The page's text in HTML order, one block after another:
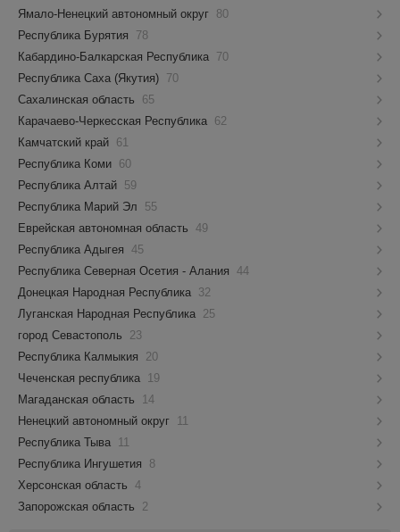
Ямало-Ненецкий автономный округ 80
Республика Бурятия
78
Кабардино-Балкарская Республика 70
Республика Саха (Якутия) 70
Сахалинская область
65
Карачаево-Черкесская Республика 62
Камчатский край 61
Республика Коми 60
Республика Алтай 59
Республика Марий Эл
55
Еврейская автономная область 49
Республика Адыгея 45
Республика Северная Осетия - Алания 44
Донецкая Народная Республика 32
Луганская Народная Республика 25
город Севастополь
23
Республика Калмыкия
20
Чеченская республика 19
Магаданская область
14
Ненецкий автономный округ 11
Республика Тыва 11
Республика Ингушетия
8
Херсонская область 4
Запорожская область
2